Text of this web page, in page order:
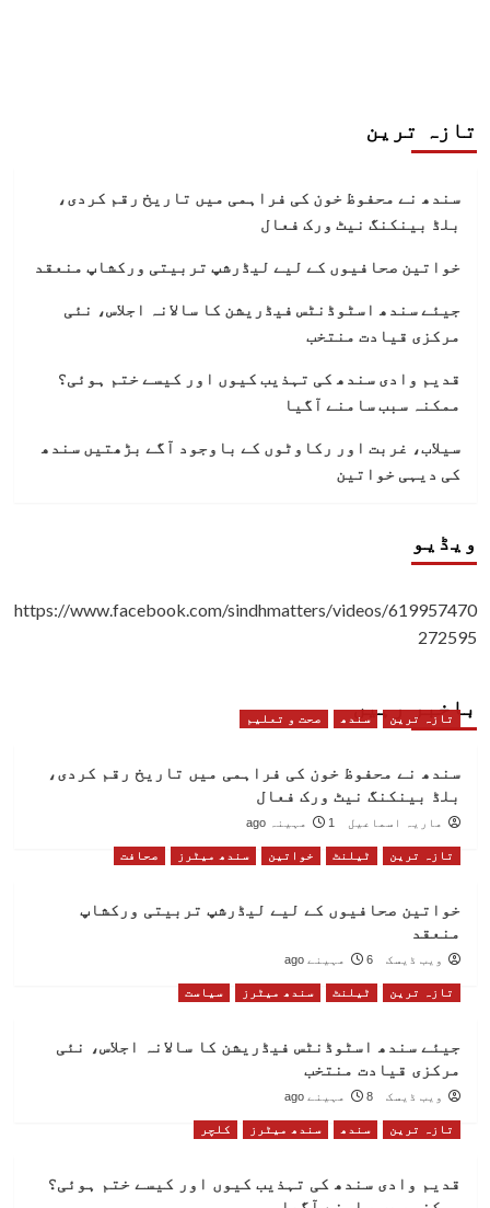
تازہ ترین
سندھ نے محفوظ خون کی فراہمی میں تاریخ رقم کردی،
بلڈ بینکنگ نیٹ ورک فعال
خواتین صحافیوں کے لیے لیڈرشپ تربیتی ورکشاپ منعقد
جیئے سندھ اسٹوڈنٹس فیڈریشن کا سالانہ اجلاس، نئی
مرکزی قیادت منتخب
قدیم وادی سندھ کی تہذیب کیوں اور کیسے ختم ہوئی؟
ممکنہ سبب سامنے آگیا
سیلاب، غربت اور رکاوٹوں کے باوجود آگے بڑھتیں سندھ
کی دیہی خواتین
ویڈیو
https://www.facebook.com/sindhmatters/videos/619957470
272595
باخبر رہیں
تازہ ترین سندھ صحت و تعلیم
سندھ نے محفوظ خون کی فراہمی میں تاریخ رقم کردی،
بلڈ بینکنگ نیٹ ورک فعال
ماریہ اسماعیل 1 مہینہ ago
تازہ ترین ٹیلنٹ خواتین سندھ میٹرز صحافت
خواتین صحافیوں کے لیے لیڈرشپ تربیتی ورکشاپ
منعقد
ویب ڈیسک 6 مہینے ago
تازہ ترین ٹیلنٹ سندھ میٹرز سیاست
جیئے سندھ اسٹوڈنٹس فیڈریشن کا سالانہ اجلاس، نئی
مرکزی قیادت منتخب
ویب ڈیسک 8 مہینے ago
تازہ ترین سندھ سندھ میٹرز کلچر
قدیم وادی سندھ کی تہذیب کیوں اور کیسے ختم ہوئی؟